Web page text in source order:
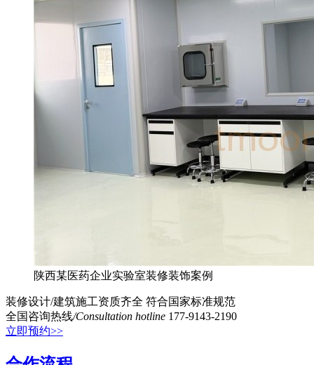
陕西某医药企业实验室装修装饰案例
装修设计/建筑施工资质齐全 符合国家标准规范
全国咨询热线/Consultation hotline 177-9143-2190
立即预约>>